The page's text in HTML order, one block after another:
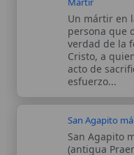
Wikitólica © 2026
histórico y litúrgico de la
Curso Católico,
analíticas anónimas.
Valencia, España. ISSN:
Sobre nosotros
Proceso editorial
Estadísticas
Aviso legal
Política de